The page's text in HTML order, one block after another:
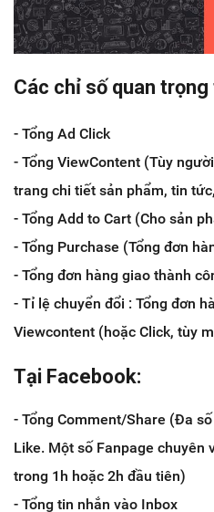
Các chỉ số quan
- Tổng Ad Click
- Tổng ViewContent (Tùy
trang chi tiết sản phẩm, tin
- Tổng Add to Cart (Cho sản
- Tổng Purchase (Tổng đơn
- Tổng đơn hàng giao thành
- Tỉ lệ chuyển đổi : Tổng đơn
Viewcontent (hoặc Click, tùy
Tại Facebook:
- Tổng Comment/Share (Đa
Like. Một số Fanpage chuyên
trong 1h hoặc 2h đầu tiên)
- Tổng tin nhắn vào Inbox